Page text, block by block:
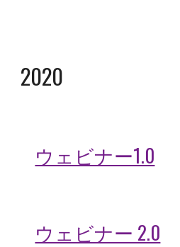
2020
ウェビナー1.0
ウェビナー 2.0